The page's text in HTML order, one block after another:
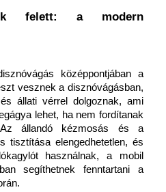
felett: a modern
középpontjában a
vesznek a disznóvágásban,
állati vérrel dolgoznak, ami
lehet, ha nem fordítanak
állandó kézmosás és a
tisztítása elengedhetetlen, és
használnak, a mobil
segíthetnek fenntartani a